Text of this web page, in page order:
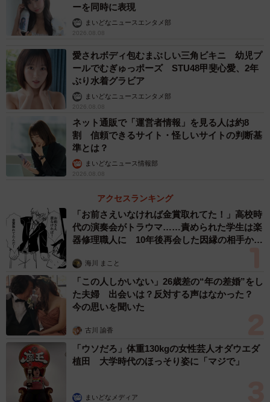
ーを同時に表現
まいどなニュースエンタメ部
2026.08.08
愛されボディ包むまぶしい三角ビキニ 幼児プ
ールでむぎゅっポーズ STU48甲斐心愛、2年
ぶり水着グラビア
まいどなニュースエンタメ部
2026.08.08
ネット通販で「運営者情報」を見る人は約8
割 信頼できるサイト・怪しいサイトの判断基
準とは？
まいどなニュース情報部
2026.08.08
アクセスランキング
「お前さえいなければ金賞取れてた！」高校時
代の演奏会がトラウマ……責められた学生は楽
器修理職人に 10年後再会した因縁の相手から
海川 まこと
「この人しかいない」26歳差の“年の差婚”をし
た夫婦 出会いは？反対する声はなかった？
今の思いを聞いた
古川 諭香
「ウソだろ」体重130kgの女性芸人オダウエダ
植田 大学時代のほっそり姿に「マジで」
まいどなメディア